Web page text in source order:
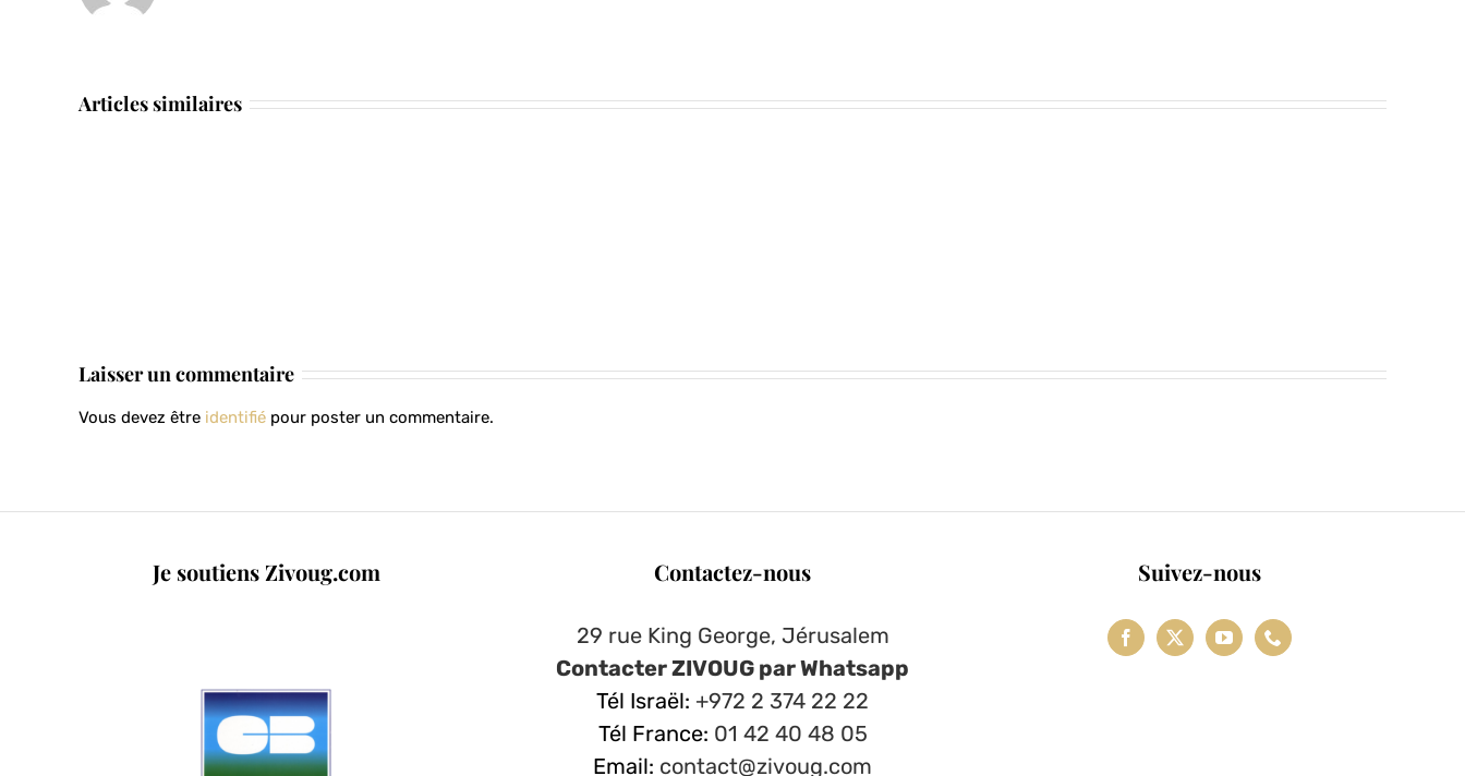
Articles similaires
Laisser un commentaire
Vous devez être identifié pour poster un commentaire.
Je soutiens Zivoug.com Contactez-nous
29 rue King George, Jérusalem
Contacter ZIVOUG par Whatsapp
Tél Israël: +972 2 374 22 22
Tél France: 01 42 40 48 05
Email: contact@zivoug.com
Suivez-nous